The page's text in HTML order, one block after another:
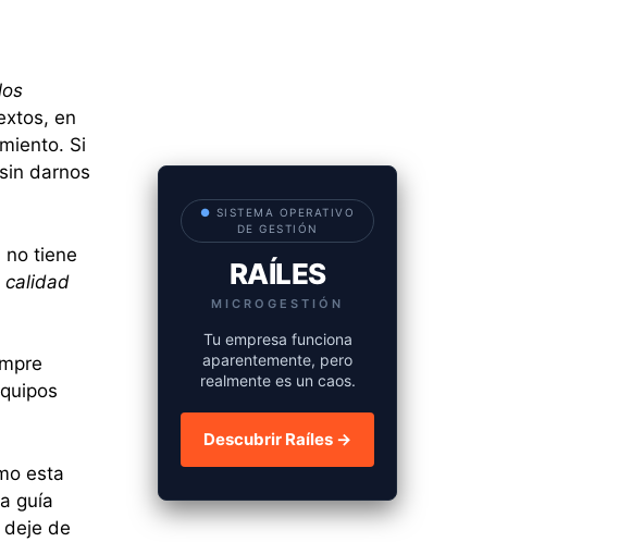
en
Si
darnos
no tiene
calidad
esta
guía
de
● SISTEMA OPERATIVO
DE GESTIÓN
RAÍLES
MICROGESTIÓN
Tu empresa funciona
aparentemente, pero
realmente es un caos.
Descubrir Raíles →